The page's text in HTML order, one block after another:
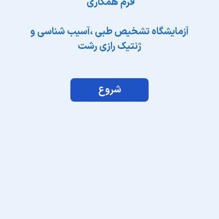
آزمایشگاه تشخیص طبی ،آسیب شناسی و
ژنتیک رازی رشت
شروع